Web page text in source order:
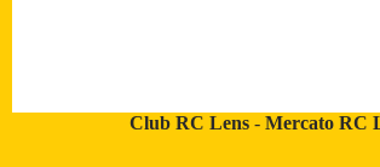
Club RC Lens- Mercato RC